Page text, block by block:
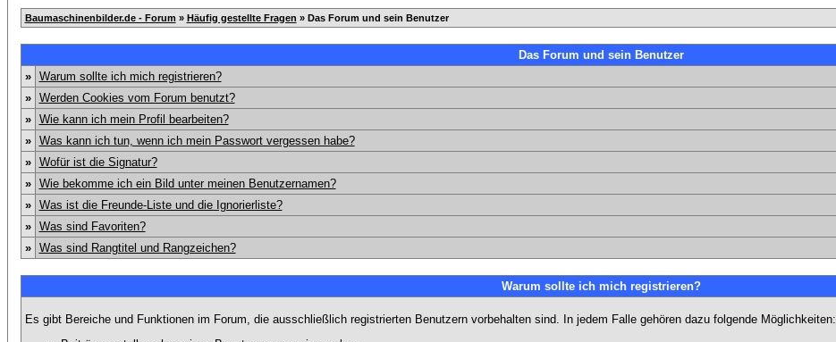
Baumaschinenbilder.de - Forum » Häufig gestellte Fragen » Das Forum und sein Benutzer
Das Forum und sein Benutzer
»
Warum sollte ich mich registrieren?
»
Werden Cookies vom Forum benutzt?
»
Wie kann ich mein Profil bearbeiten?
»
Was kann ich tun, wenn ich mein Passwort vergessen habe?
»
Wofür ist die Signatur?
»
Wie bekomme ich ein Bild unter meinen Benutzernamen?
»
Was ist die Freunde-Liste und die Ignorierliste?
»
Was sind Favoriten?
»
Was sind Rangtitel und Rangzeichen?
Warum sollte ich mich registrieren?
Es gibt Bereiche und Funktionen im Forum, die ausschließlich registrierten Benutzern vorbehalten sind. In jedem Falle gehören dazu folgende Möglichkeiten: